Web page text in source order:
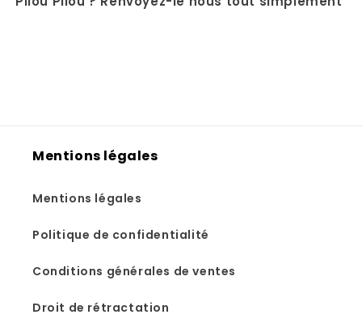
Mentions légales
Mentions légales
Politique de confidentialité
Conditions générales de ventes
Droit de rétractation